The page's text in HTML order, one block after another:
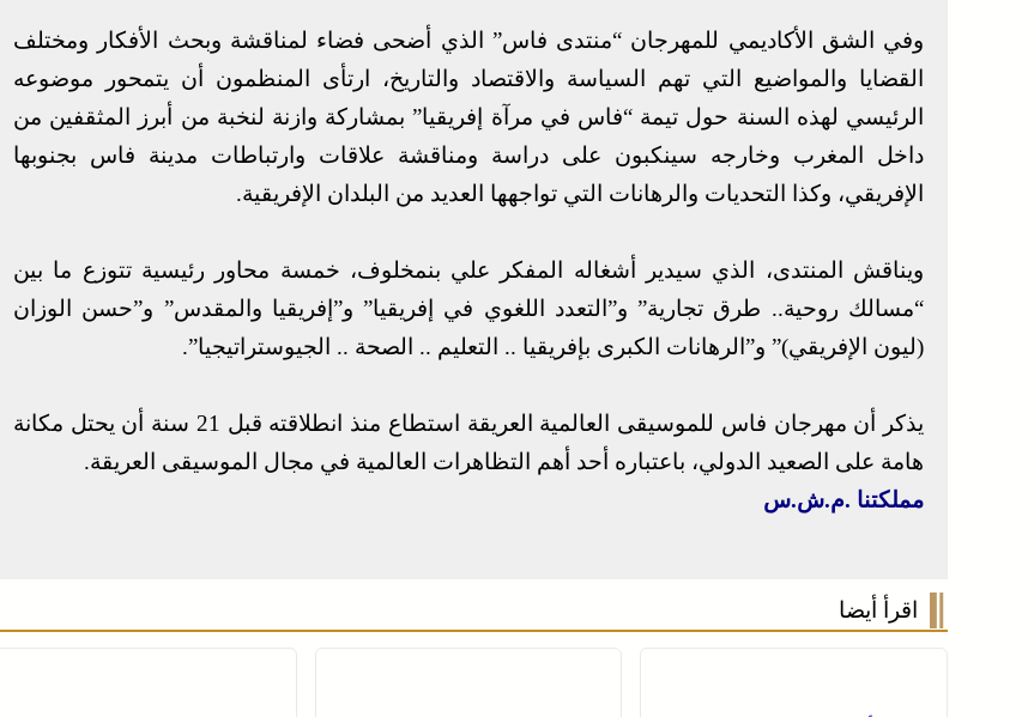
وفي الشق الأكاديمي للمهرجان “منتدى فاس” الذي أضحى فضاء لمناقشة وبحث الأفكار ومختلف
القضايا والمواضيع التي تهم السياسة والاقتصاد والتاريخ، ارتأى المنظمون أن يتمحور موضوعه
الرئيسي لهذه السنة حول تيمة “فاس في مرآة إفريقيا” بمشاركة وازنة لنخبة من أبرز المثقفين من
داخل المغرب وخارجه سينكبون على دراسة ومناقشة علاقات وارتباطات مدينة فاس بجنوبها
الإفريقي، وكذا التحديات والرهانات التي تواجهها العديد من البلدان الإفريقية.
ويناقش المنتدى، الذي سيدير أشغاله المفكر علي بنمخلوف، خمسة محاور رئيسية تتوزع ما بين
“مسالك روحية.. طرق تجارية” و”التعدد اللغوي في إفريقيا” و”إفريقيا والمقدس” و”حسن الوزان
(ليون الإفريقي)” و”الرهانات الكبرى بإفريقيا .. التعليم .. الصحة .. الجيوستراتيجيا”.
يذكر أن مهرجان فاس للموسيقى العالمية العريقة استطاع منذ انطلاقته قبل 21 سنة أن يحتل مكانة
هامة على الصعيد الدولي، باعتباره أحد أهم التظاهرات العالمية في مجال الموسيقى العريقة.
مملكتنا .م.ش.س
اقرأ أيضا